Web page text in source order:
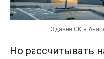
Здание СК в
Но рассчитывать